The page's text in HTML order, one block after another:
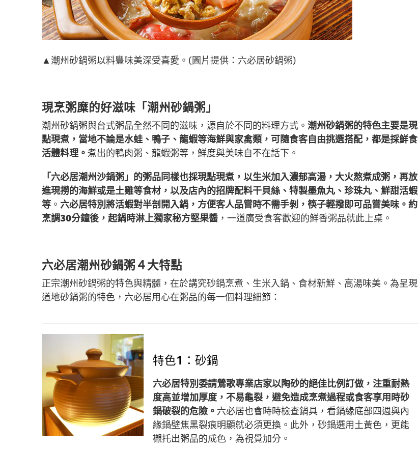
▲潮州砂鍋粥以料豐味美深受喜愛。(圖片提供：六必居砂鍋粥)
現烹粥糜的好滋味「潮州砂鍋粥」
潮州砂鍋粥與台式粥品全然不同的滋味，源自於不同的料理方式。 潮州砂鍋粥的特色主要是現
點現煮，當地不論是水蛙、鴨子、龍蝦等海鮮與家禽類，可隨食客自由挑選搭配，都是採鮮食
活體料理。 煮出的鴨肉粥、龍蝦粥等，鮮度與美味自不在話下。
「六必居潮州沙鍋粥」的粥品同樣也採現點現煮，以生米加入濃郁高湯，大火熬煮成粥，再放
進現撈的海鮮或是土雞等食材，以及店內的招牌配料干貝絲、特製墨魚丸、珍珠丸、鮮甜活蝦
等 。 六必居特別將活蝦對半剖開入鍋，方便客人品嘗時不需手剝，筷子輕撥即可品嘗美味。約
烹調30分鐘後，起鍋時淋上獨家秘方堅果醬 ，一道廣受食客歡迎的鮮香粥品就此上桌。
六必居潮州砂鍋粥４大特點
正宗潮州砂鍋粥的特色與精髓，在於講究砂鍋烹煮、生米入鍋、食材新鮮、高湯味美。為呈現
道地砂鍋粥的特色，六必居用心在粥品的每一個料理細節：
特色1：砂鍋
六必居特別委請鶯歌專業店家以陶砂的絕佳比例訂做，注重耐熱
度高並增加厚度，不易龜裂，避免造成烹煮過程或食客享用時砂
鍋破裂的危險。 六必居也會時時檢查鍋具，看鍋緣底部四週與內
緣鍋壁焦黑裂痕明顯就必須更換。此外，砂鍋選用土黃色，更能
襯托出粥品的成色，為視覺加分。